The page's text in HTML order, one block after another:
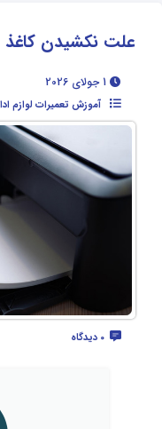
علت نکشیدن کاغذ
آموزش تعمیرات لوازم